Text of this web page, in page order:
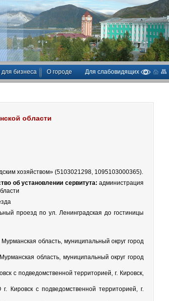
для бизнеса О городе Для слабовидящих
области
хозяйством» (5103021298, 1095103000365).
об установлении сервитута: администрация
проезд по ул. Ленинградская до гостиницы
область, муниципальный округ город
область, муниципальный округ город
с подведомственной территорией, г. Кировск,
Кировск с подведомственной территорией, г.